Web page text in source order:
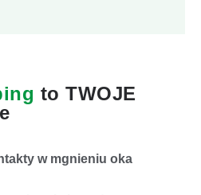
to TWOJE
w mgnieniu oka